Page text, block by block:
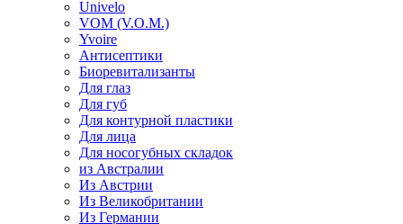
Univelo
VOM (V.O.M.)
Yvoire
Антисептики
Биоревитализанты
Для глаз
Для губ
Для контурной пластики
Для лица
Для носогубных складок
из Австралии
Из Австрии
Из Великобритании
Из Германии